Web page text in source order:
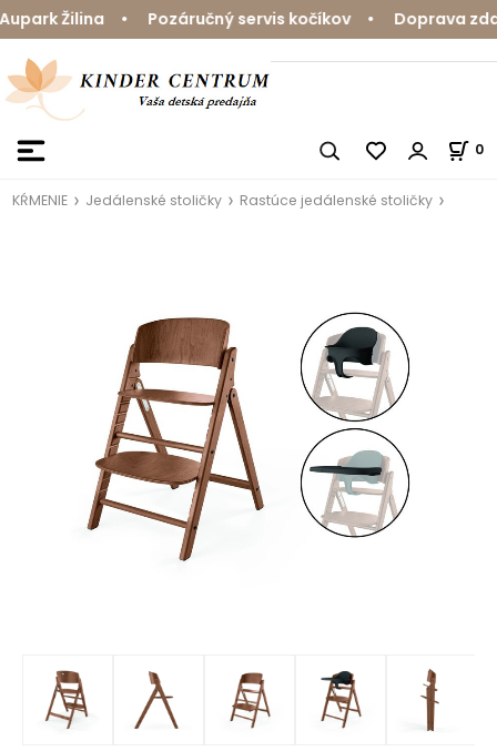
Žilina • Pozáručný servis kočíkov • Doprava
0
KŔMENIE Jedálenské stoličky Rastúce jedálenské stoličky